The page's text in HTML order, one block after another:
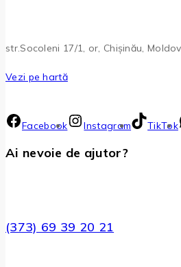
str.Socoleni 17/1, or, Chișinău,
Vezi pe hartă
Facebook Instagram TikTok
Ai nevoie de ajutor?
(373) 69 39 20 21